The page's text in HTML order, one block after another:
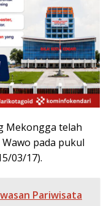
Mekongga telah
pada pukul
03/17).
Pariwisata